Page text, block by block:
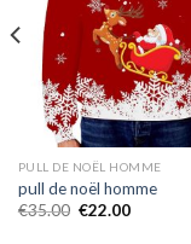
PULL DE NOËL HOMME
pull de noël homme
€35.00 €22.00